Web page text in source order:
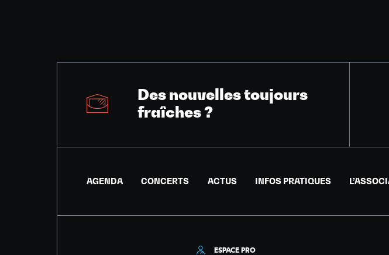
Des nouvelles toujours
fraîches ?
AGENDA CONCERTS ACTUS INFOS PRATIQUES
ESPACE PRO